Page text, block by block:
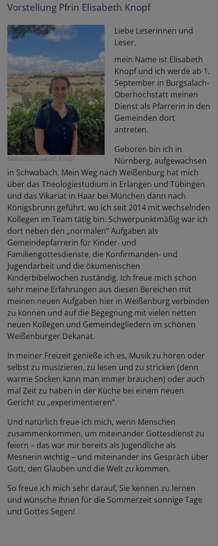
Vorstellung Pfrin Elisabeth Knopf
Bildrechte Elisabeth Knopf
Liebe Leserinnen und
Leser,
mein Name ist Elisabeth
Knopf und ich werde ab 1.
September in Burgsalach-
Oberhochstatt meinen
Dienst als Pfarrerin in den
Gemeinden dort
antreten.
Geboren bin ich in
Nürnberg, aufgewachsen
in Schwabach. Mein Weg nach Weißenburg hat mich
über das Theologiestudium in Erlangen und Tübingen
und das Vikariat in Haar bei München dann nach
Königsbrunn geführt, wo ich seit 2014 mit wechselnden
Kollegen im Team tätig bin. Schwerpunktmäßig war ich
dort neben den „normalen“ Aufgaben als
Gemeindepfarrerin für Kinder- und
Familiengottesdienste, die Konfirmanden- und
Jugendarbeit und die ökumenischen
Kinderbibelwochen zuständig. Ich freue mich schon
sehr meine Erfahrungen aus diesen Bereichen mit
meinen neuen Aufgaben hier in Weißenburg verbinden
zu können und auf die Begegnung mit vielen netten
neuen Kollegen und Gemeindegliedern im schönen
Weißenburger Dekanat.
In meiner Freizeit genieße ich es, Musik zu hören oder
selbst zu musizieren, zu lesen und zu stricken (denn
warme Socken kann man immer brauchen) oder auch
mal Zeit zu haben in der Küche bei einem neuen
Gericht zu „experimentieren“.
Und natürlich freue ich mich, wenn Menschen
zusammenkommen, um miteinander Gottesdienst zu
feiern – das war mir bereits als Jugendliche als
Mesnerin wichtig – und miteinander ins Gespräch über
Gott, den Glauben und die Welt zu kommen.
So freue ich mich sehr darauf, Sie kennen zu lernen
und wünsche Ihnen für die Sommerzeit sonnige Tage
und Gottes Segen!